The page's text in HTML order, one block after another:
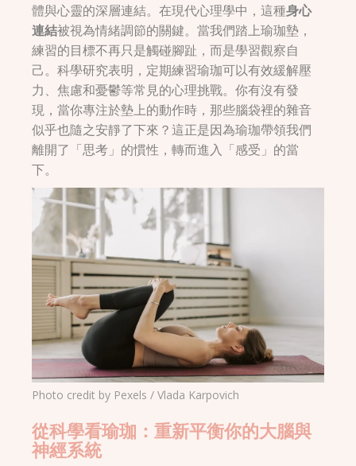
體與心靈的深層連結。在現代心理學中，這種身心
連結被視為情緒調節的關鍵。當我們踏上瑜珈墊，
練習的目標不再只是觸碰腳趾，而是學習觀察自
己。科學研究表明，定期練習瑜珈可以有效緩解壓
力、焦慮和憂鬱等常見的心理挑戰。你有沒有發
現，當你專注於墊上的動作時，那些腦袋裡的雜音
似乎也隨之安靜了下來？這正是因為瑜珈帶領我們
離開了「思考」的慣性，轉而進入「感受」的當
下。
Photo credit by Pexels / Vlada Karpovich
從科學看瑜珈：重新平衡你的大腦與
神經系統